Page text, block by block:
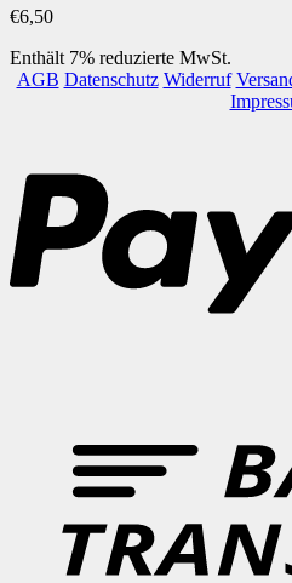
€6,50
Enthält 7% reduzierte MwSt.
AGB Datenschutz Widerruf